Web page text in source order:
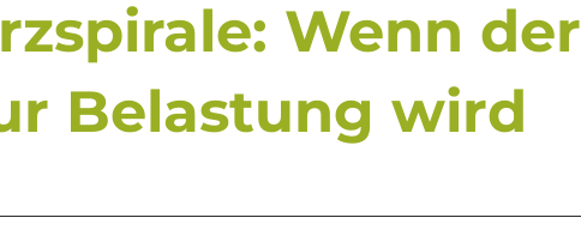
Wenn der
Belastung wird